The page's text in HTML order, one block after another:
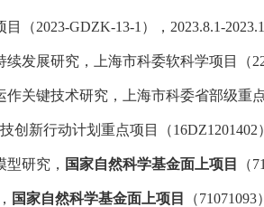
目（2023-GDZK-13-1 ）， 2023.8.1-
发展研究，上海市科委软科学项目（
关键技术研究，上海市科委省部级重
技创新行动计划重点项目（16DZ1201402
研究， 国家自然科学基金面上项目 （
国家自然科学基金面上项目 （71071093